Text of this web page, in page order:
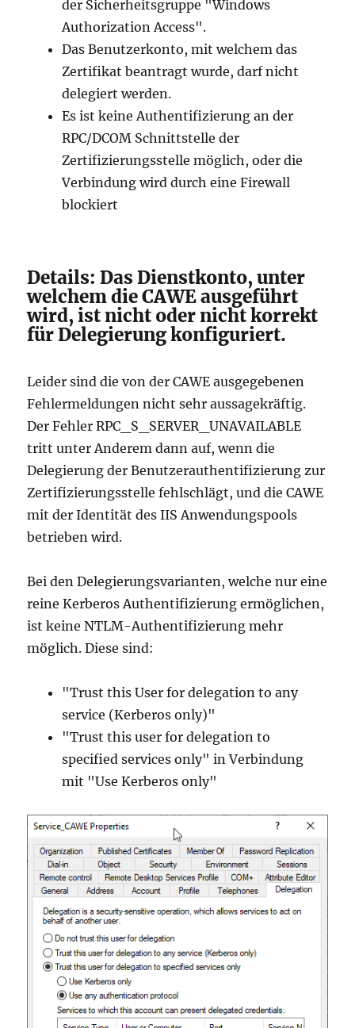
der Sicherheitsgruppe "Windows
Authorization Access".
Das Benutzerkonto, mit welchem das
Zertifikat beantragt wurde, darf nicht
delegiert werden.
Es ist keine Authentifizierung an der
RPC/DCOM Schnittstelle der
Zertifizierungsstelle möglich, oder die
Verbindung wird durch eine Firewall
blockiert
Details: Das Dienstkonto, unter
welchem die CAWE ausgeführt
wird, ist nicht oder nicht korrekt
für Delegierung konfiguriert.
Leider sind die von der CAWE ausgegebenen
Fehlermeldungen nicht sehr aussagekräftig.
Der Fehler RPC_S_SERVER_UNAVAILABLE
tritt unter Anderem dann auf, wenn die
Delegierung der Benutzerauthentifizierung zur
Zertifizierungsstelle fehlschlägt, und die CAWE
mit der Identität des IIS Anwendungspools
betrieben wird.
Bei den Delegierungsvarianten, welche nur eine
reine Kerberos Authentifizierung ermöglichen,
ist keine NTLM-Authentifizierung mehr
möglich. Diese sind:
"Trust this User for delegation to any
service (Kerberos only)"
"Trust this user for delegation to
specified services only" in Verbindung
mit "Use Kerberos only"